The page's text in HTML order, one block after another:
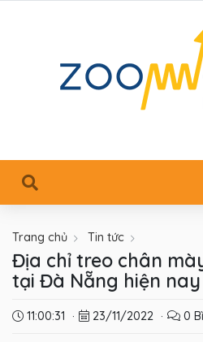
Trang chủ Tin tức
Địa chỉ treo chân
tại Đà Nẵng hiện nay
11:00:31 · 23/11/2022 · 0